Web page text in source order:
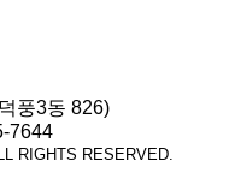
풍3동 826)
7644
RIGHTS RESERVED.